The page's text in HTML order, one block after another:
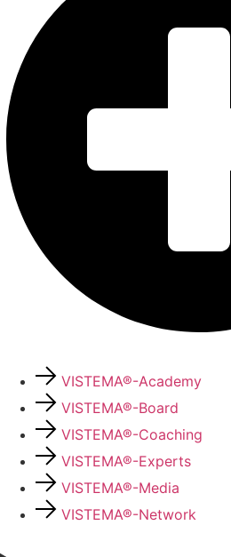
VISTEMA®-Academy
VISTEMA®-Board
VISTEMA®-Coaching
VISTEMA®-Experts
VISTEMA®-Media
VISTEMA®-Network